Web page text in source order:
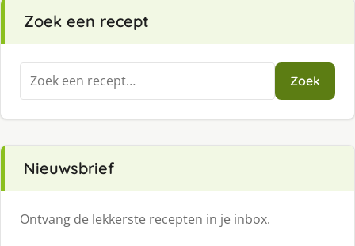
Zoek een recept
Zoeken
naar:
Zoek
Nieuwsbrief
Ontvang de lekkerste recepten in je inbox.